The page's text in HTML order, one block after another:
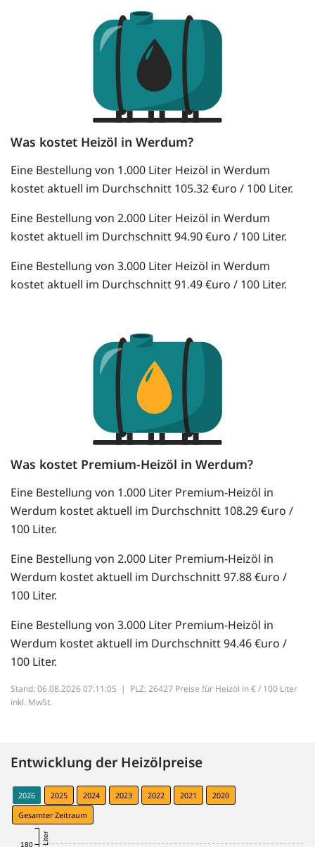
Was kostet Heizöl in Werdum?
Eine Bestellung von 1.000 Liter Heizöl in Werdum
kostet aktuell im Durchschnitt 105.32 €uro / 100 Liter.
Eine Bestellung von 2.000 Liter Heizöl in Werdum
kostet aktuell im Durchschnitt 94.90 €uro / 100 Liter.
Eine Bestellung von 3.000 Liter Heizöl in Werdum
kostet aktuell im Durchschnitt 91.49 €uro / 100 Liter.
Was kostet Premium-Heizöl in Werdum?
Eine Bestellung von 1.000 Liter Premium-Heizöl in
Werdum kostet aktuell im Durchschnitt 108.29 €uro /
100 Liter.
Eine Bestellung von 2.000 Liter Premium-Heizöl in
Werdum kostet aktuell im Durchschnitt 97.88 €uro /
100 Liter.
Eine Bestellung von 3.000 Liter Premium-Heizöl in
Werdum kostet aktuell im Durchschnitt 94.46 €uro /
100 Liter.
Stand: 06.08.2026 07:11:05 | PLZ: 26427 Preise für Heizöl in € / 100 Liter
inkl. MwSt.
Entwicklung der Heizölpreise
2026 2025 2024 2023 2022 2021
2020
Gesamter Zeitraum
180